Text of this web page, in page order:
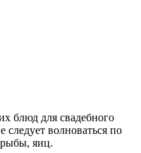
блюд для свадебного
волноваться по
рыбы, яиц.